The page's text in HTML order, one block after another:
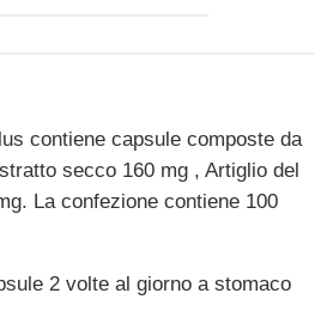
contiene capsule composte da
secco 160 mg , Artiglio del
La confezione contiene 100
2 volte al giorno a stomaco